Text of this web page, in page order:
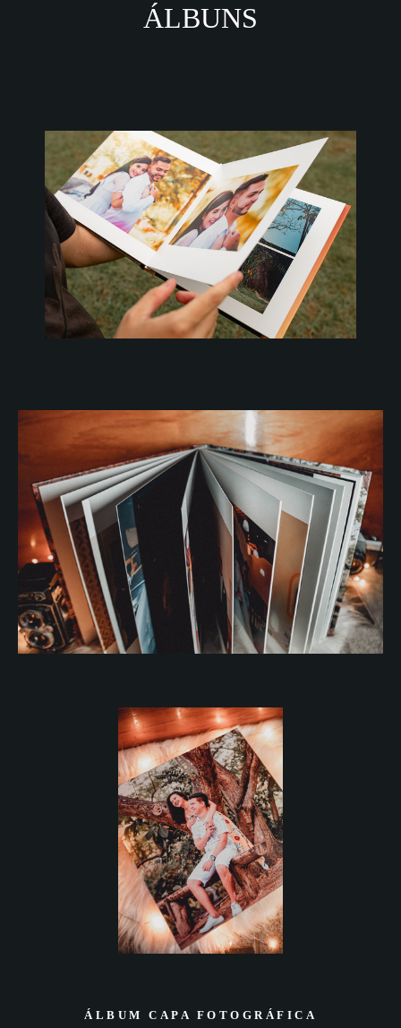
ÁLBUNS
ÁLBUM CAPA FOTOGRÁFICA